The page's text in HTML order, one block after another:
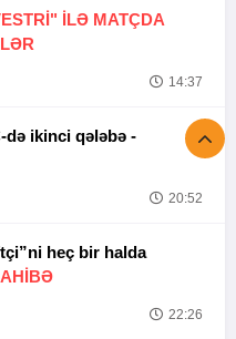
İLƏ MATÇDA
14:37
Tofiq Musayevdən UFC-də ikinci qələbə -
20:52
heç bir halda
22:26